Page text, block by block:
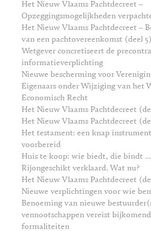
Het Nieuw Vlaams Pachtdecreet –
Opzeggingsmogelijkheden
Het Nieuw Vlaams Pachtdecreet –
van een pachtovereenkomst (deel 5)
Wetgever concretiseert de
informatieverplichting
Nieuwe bescherming voor
Eigenaars onder Wijziging van het
Economisch Recht
Het Nieuw Vlaams Pachtdecreet
Het Nieuw Vlaams Pachtdecreet
Het testament: een knap
voorbereid
Huis te koop: wie biedt, die bindt …
Rijongeschikt verklaard. Wat nu?
Het Nieuw Vlaams Pachtdecreet
Nieuwe verplichtingen voor wie
Benoeming van nieuwe
vennootschappen vereist
formaliteiten